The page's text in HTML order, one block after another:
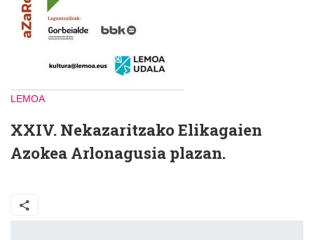
LEMOA
XXIV. Nekazaritzako Elikagaien
Azokea Arlonagusia plazan.